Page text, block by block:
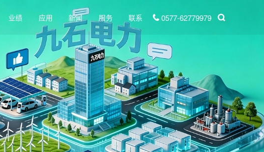
业绩 应用 新闻 服务 联系 0577-62779979